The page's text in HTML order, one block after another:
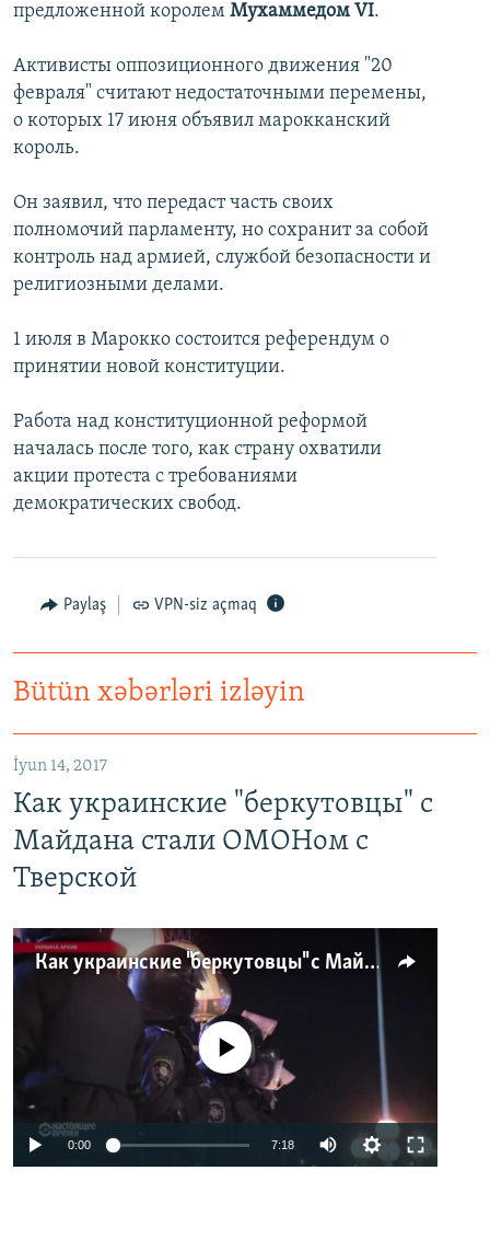
предложенной королем Мухаммедом VI.
Активисты оппозиционного движения "20
февраля" считают недостаточными перемены,
о которых 17 июня объявил марокканский
король.
Он заявил, что передаст часть своих
полномочий парламенту, но сохранит за собой
контроль над армией, службой безопасности и
религиозными делами.
1 июля в Марокко состоится референдум о
принятии новой конституции.
Работа над конституционной реформой
началась после того, как страну охватили
акции протеста с требованиями
демократических свобод.
Paylaş VPN-siz açmaq
Bütün xəbərləri izləyin
İyun 14, 2017
Как украинские "беркутовцы" с
Майдана стали ОМОНом с
Тверской
Как украинские "беркутовцы" с Майдана стали ОМОНом с Тверской
No media source currently available
0:00 7:18